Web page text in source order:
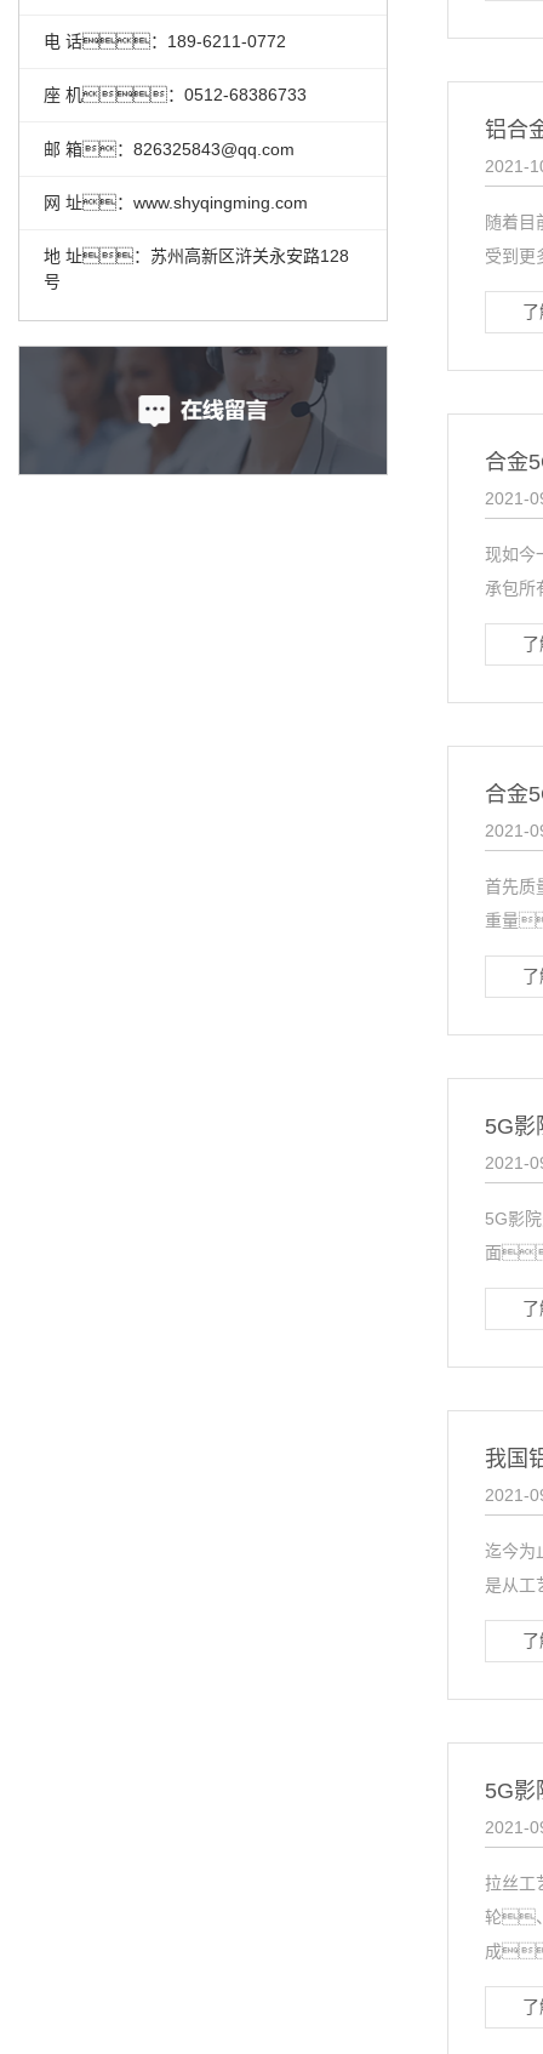
电 话：189-6211-0772
座 机：0512-68386733
邮 箱：826325843@qq.com
网 址：www.shyqingming.com
地 址：苏州高新区浒关永安路128
号
铝合
2021-
随着
受到
合金
2021-
现如今
承包
合金
2021-
首先
重量
5G影
2021-
5G影
面
我国
2021-
迄今
是从
5G影
2021-
拉丝
轮
成